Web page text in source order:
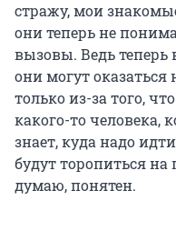
стражу, мои
они теперь не
вызовы. Ведь теперь
они могут
только из-за того,
какого-то человека,
знает, куда надо
будут торопиться
думаю, понятен.